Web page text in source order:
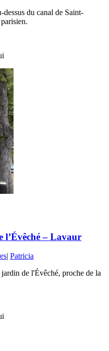
du canal de Saint-
l’Évêché – Lavaur
| Patricia
de l'Évêché, proche de la